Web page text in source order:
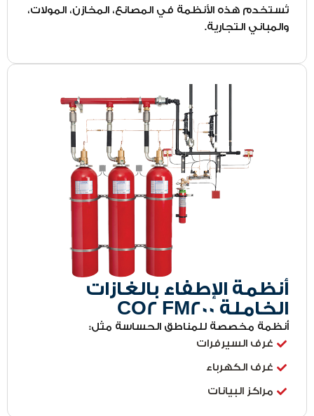
تُستخدم هذه الأنظمة في المصانع، المخازن، المولات،
والمباني التجارية.
أنظمة الإطفاء بالغازات
الخاملة CO2 FM200
أنظمة مخصصة للمناطق الحساسة مثل:
غرف السيرفرات
غرف الكهرباء
مراكز البيانات